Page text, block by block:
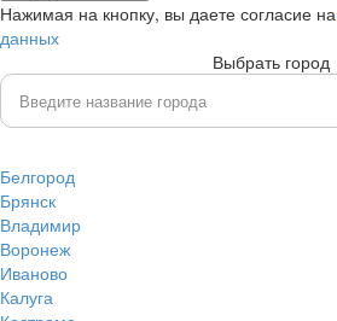
Нажимая на кнопку, вы даете согласие на
данных
Выбрать город
Белгород
Брянск
Владимир
Воронеж
Иваново
Калуга